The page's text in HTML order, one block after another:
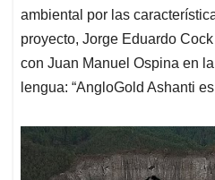
ambiental por las
proyecto, Jorge Eduardo
con Juan Manuel Ospina en
lengua: “AngloGold Ashanti